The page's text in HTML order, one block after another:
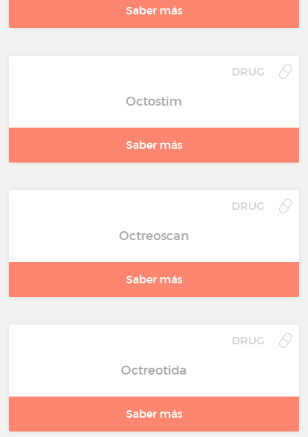
Saber más
DRUG
Octostim
Saber más
DRUG
Octreoscan
Saber más
DRUG
Octreotida
Saber más